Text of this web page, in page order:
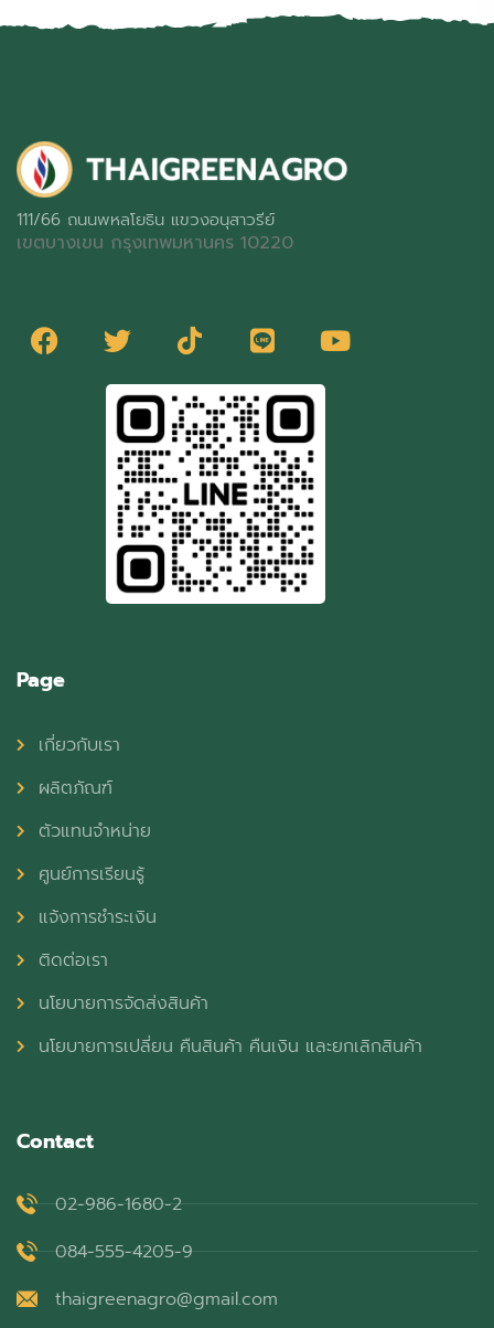
111/66 ถนนพหลโยธิน แขวงอนุสาวรีย์
เขตบางเขน กรุงเทพมหานคร 10220
Page
เกี่ยวกับเรา
ผลิตภัณฑ์
ตัวแทนจำหน่าย
ศูนย์การเรียนรู้
แจ้งการชำระเงิน
ติดต่อเรา
นโยบายการจัดส่งสินค้า
นโยบายการเปลี่ยน คืนสินค้า คืนเงิน และยกเลิกสินค้า
Contact
02-986-1680-2
084-555-4205-9
thaigreenagro@gmail.com